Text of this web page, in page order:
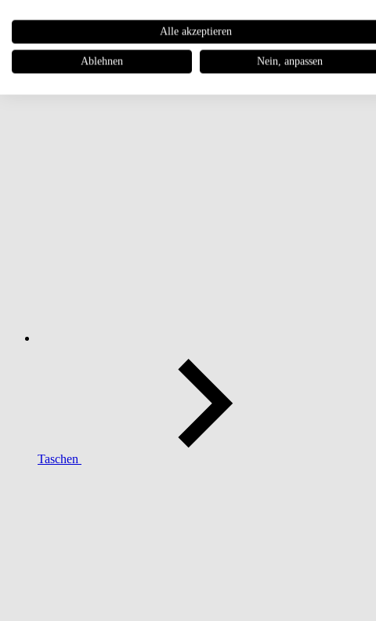
Taschen
Alle akzeptieren
Ablehnen Nein, anpassen